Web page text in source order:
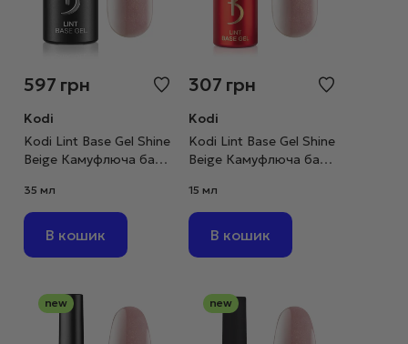
597 грн
Kodi
Kodi Lint Base Gel Shine
Beige Камуфлюча база
з шимером, 35 мл
35 мл
В кошик
307 грн
Kodi
Kodi Lint Base Gel Shine
Beige Камуфлюча база
з шимером, 15 мл
15 мл
В кошик
new new